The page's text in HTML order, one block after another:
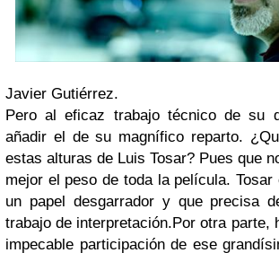
Javier Gutiérrez.
Pero al eficaz trabajo técnico de su
añadir el de su magnífico reparto.
estas alturas de Luis Tosar? Pues que
mejor el peso de toda la película. Tosar
un papel desgarrador y que precisa
trabajo de interpretación.Por otra parte,
impecable participación de ese